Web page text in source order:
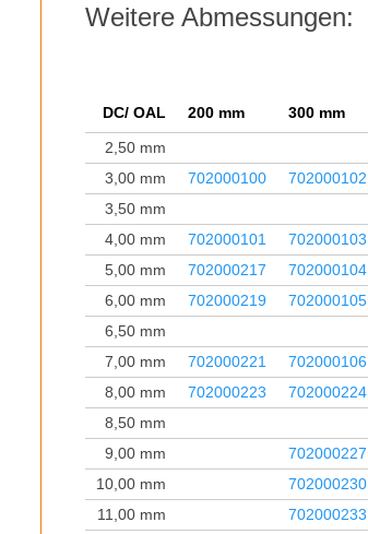
Weitere Abmessungen:
DC/ OAL 200 mm 300 mm
2,50 mm
3,00 mm
702000100 702000102
3,50 mm
4,00 mm
702000101 702000103
5,00 mm
702000217 702000104
6,00 mm
702000219 702000105
6,50 mm
7,00 mm
702000221 702000106
8,00 mm
702000223 702000224
8,50 mm
9,00 mm
702000227
10,00 mm
702000230
11,00 mm
702000233